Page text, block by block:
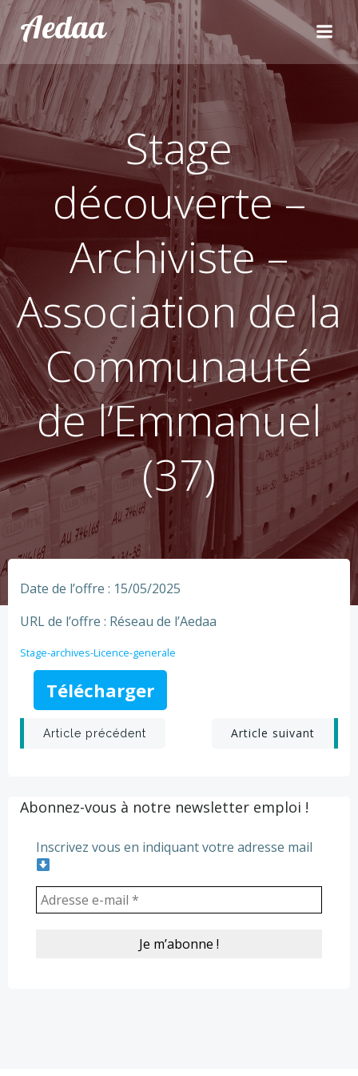
Aller
au
contenu
Aedaa
Stage
découverte –
Archiviste –
Association de la
Communauté
de l’Emmanuel
(37)
Date de l’offre : 15/05/2025
URL de l’offre : Réseau de l’Aedaa
Stage-archives-Licence-generale
Télécharger
Post
Article précédent
PostArticle suivant
Abonnez-vous à notre newsletter emploi !
Inscrivez vous en indiquant votre adresse mail